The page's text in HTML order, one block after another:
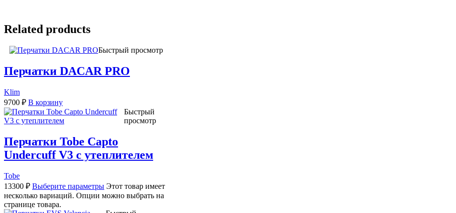
Related products
Быстрый просмотр
Перчатки DACAR PRO
Klim
9700 ₽ В корзину
Быстрый
просмотр
Перчатки Tobe Capto
Undercuff V3 с утеплителем
Tobe
13300 ₽ Выберите параметры Этот товар имеет
несколько вариаций. Опции можно выбрать на
странице товара.